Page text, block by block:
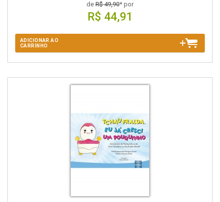
de R$ 49,90* por
R$ 44,91
ADICIONAR AO
CARRINHO